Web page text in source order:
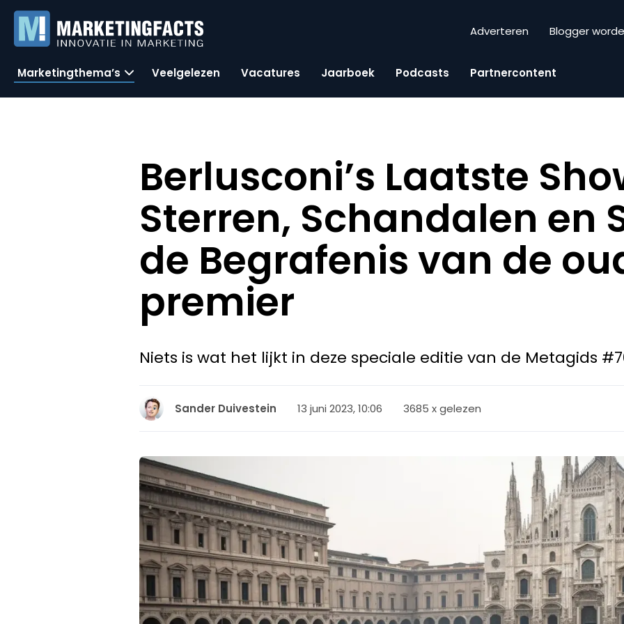
Adverteren Blogger
Marketingthema’s Veelgelezen Vacatures Jaarboek Podcasts Partnercontent
Berlusconi’s Laatste
Sterren, Schandalen en
de Begrafenis van de
premier
Niets is wat het lijkt in deze speciale editie van de Metagids
Sander Duivestein 13 juni 2023, 10:06 3685 x gelezen